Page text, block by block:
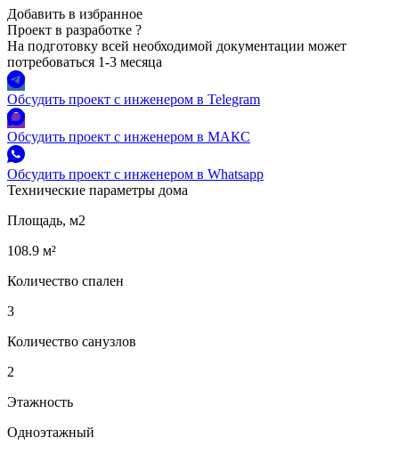
Добавить в избранное
Проект в разработке ?
На подготовку всей необходимой документации может
потребоваться 1-3 месяца
Обсудить проект с инженером в Telegram
Обсудить проект с инженером в МАКС
Обсудить проект с инженером в Whatsapp
Технические параметры дома
Площадь, м2
108.9 м²
Количество спален
3
Количество санузлов
2
Этажность
Одноэтажный